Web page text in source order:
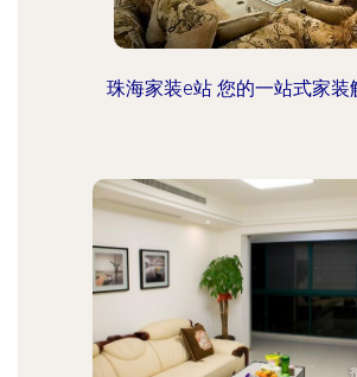
珠海家装e站 您的一站式家装